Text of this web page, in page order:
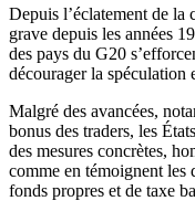
Depuis l’éclatement de la
grave depuis les années
des pays du G20
décourager la spéculation
Malgré des avancées,
bonus des traders, les
des mesures concrètes,
comme en témoignent les
fonds propres et de taxe